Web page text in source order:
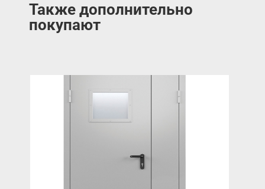
Также дополнительно
покупают